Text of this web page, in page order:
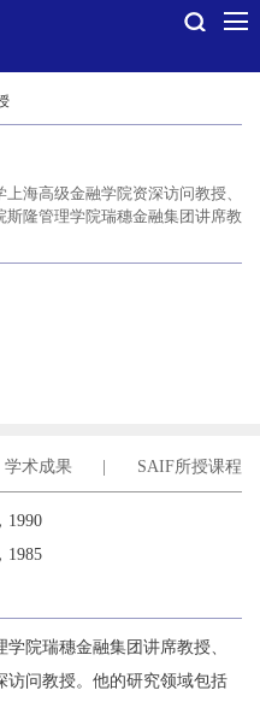
海高级金融学院资深访问教授、
斯隆管理学院瑞穗金融集团讲席教
学术成果 SAIF所授课程
1990
1985
院瑞穗金融集团讲席教授、
访问教授。他的研究领域包括